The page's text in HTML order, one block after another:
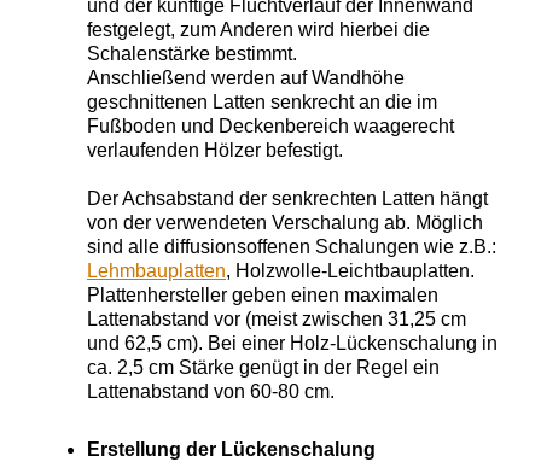
und der künftige Fluchtverlauf der Innenwand
festgelegt, zum Anderen wird hierbei die
Schalenstärke bestimmt.
Anschließend werden auf Wandhöhe
geschnittenen Latten senkrecht an die im
Fußboden und Deckenbereich waagerecht
verlaufenden Hölzer befestigt.
Der Achsabstand der senkrechten Latten hängt
von der verwendeten Verschalung ab. Möglich
sind alle diffusionsoffenen Schalungen wie z.B.:
Lehmbauplatten, Holzwolle-Leichtbauplatten.
Plattenhersteller geben einen maximalen
Lattenabstand vor (meist zwischen 31,25 cm
und 62,5 cm). Bei einer Holz-Lückenschalung in
ca. 2,5 cm Stärke genügt in der Regel ein
Lattenabstand von 60-80 cm.
Erstellung der Lückenschalung